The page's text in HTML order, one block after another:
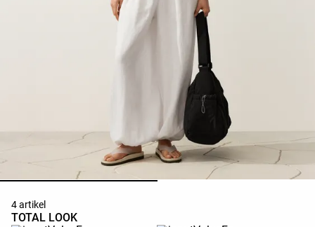
4 artikel
TOTAL LOOK